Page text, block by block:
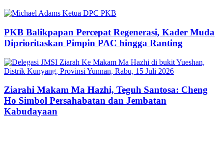
PKB Balikpapan Percepat Regenerasi, Kader Muda
Diprioritaskan Pimpin PAC hingga Ranting
Ziarahi Makam Ma Hazhi, Teguh Santosa: Cheng
Ho Simbol Persahabatan dan Jembatan
Kabudayaan